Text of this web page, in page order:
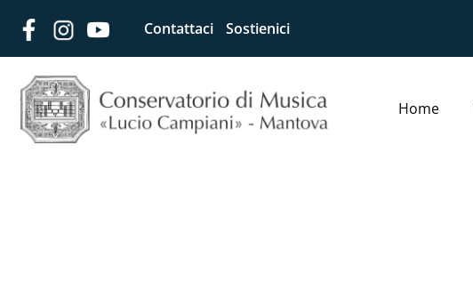
Contattaci Sostienici
Home